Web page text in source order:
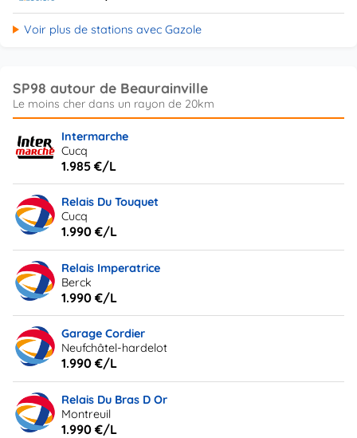
Voir plus de stations avec Gazole
SP98 autour de Beaurainville
Intermarche
Cucq
1.985 €/L
Relais Du Touquet
Cucq
1.990 €/L
Relais Imperatrice
Berck
1.990 €/L
Garage Cordier
Neufchâtel-hardelot
1.990 €/L
Relais Du Bras D Or
Montreuil
1.990 €/L